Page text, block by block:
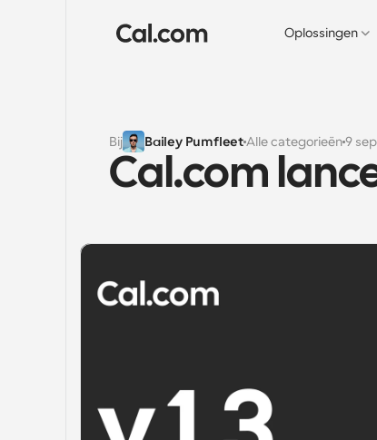
Oplossingen
Bij Bailey Pumfleet Alle categorieën9
Cal.com